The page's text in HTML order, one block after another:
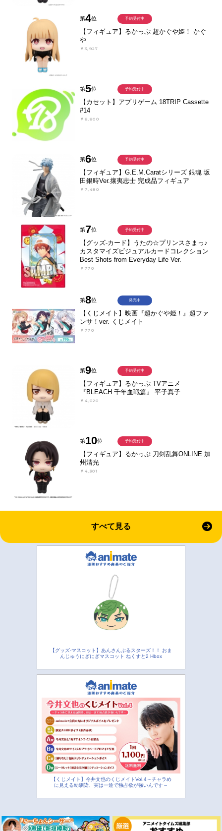
第4位
【フィギュア】るかっぷ 超かぐや姫！ かぐ
や
￥3,927
予約受付中
第5位
【カセット】アプリゲーム 18TRIP Cassette
#14
￥8,800
予約受付中
第6位
【フィギュア】G.E.M.Caratシリーズ 銀魂 坂
田銀時Ver.攘夷志士 完成品フィギュア
￥7,480
予約受付中
第7位
【グッズ-カード】うたの☆プリンスさまっ♪
カスタマイズビジュアルカードコレクション
Best Shots from Everyday Life Ver.
￥770
予約受付中
第8位
【くじメイト】映画『超かぐや姫！』超ファ
ンサ！ver. くじメイト
￥770
発売中
第9位
【フィギュア】るかっぷ TVアニメ
『BLEACH 千年血戦篇』 平子真子
￥4,020
予約受付中
第10位
【フィギュア】るかっぷ 刀剣乱舞ONLINE 加
州清光
￥4,301
予約受付中
すべて見る
【グッズ-マスコット】あんさんぶるスターズ！！ おま
んじゅうにぎにぎマスコット ねくすと2 Hbox
【くじメイト】今井文也のくじメイトVol.4～チャラめ
に見える幼馴染、実は一途で独占欲が強いんです～